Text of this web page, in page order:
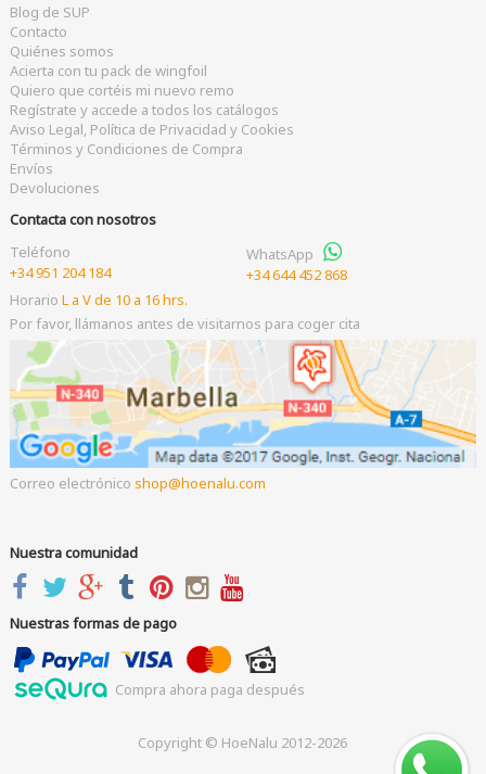
Blog de SUP
Contacto
Quiénes somos
Acierta con tu pack de wingfoil
Quiero que cortéis mi nuevo remo
Regístrate y accede a todos los catálogos
Aviso Legal, Política de Privacidad y Cookies
Términos y Condiciones de Compra
Envíos
Devoluciones
Contacta con nosotros
Teléfono
+34 951 204 184
WhatsApp
+34 644 452 868
Horario L a V de 10 a 16 hrs.
Por favor, llámanos antes de visitarnos para coger cita
Correo electrónico shop hoenalu.com
Nuestra comunidad
Nuestras formas de pago
Compra ahora paga después
Copyright © HoeNalu 2012-2026